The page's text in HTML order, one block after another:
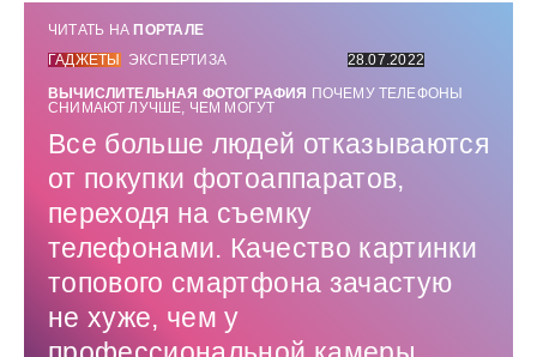
ЧИТАТЬ НАПОРТАЛЕ
ГАДЖЕТЫ
ЭКСПЕРТИЗА
28.07.2022
ВЫЧИСЛИТЕЛЬНАЯ ФОТОГРАФИЯ ПОЧЕМУ ТЕЛЕФОНЫ
СНИМАЮТ ЛУЧШЕ, ЧЕМ МОГУТ
Все больше людей отказываются
от покупки фотоаппаратов,
переходя на съемку
телефонами. Качество картинки
топового смартфона зачастую
не хуже, чем у